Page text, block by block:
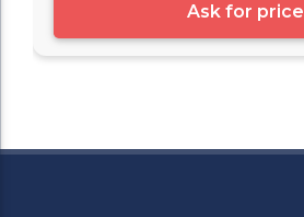
Ask for price